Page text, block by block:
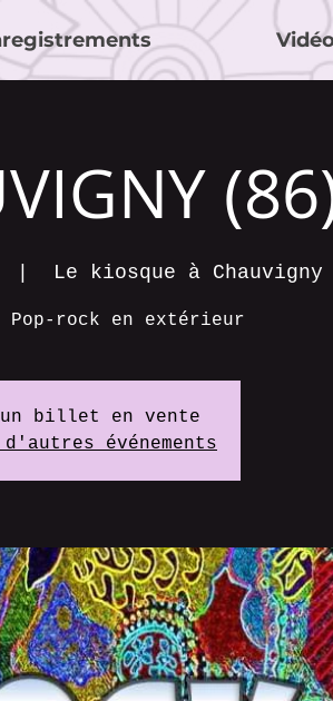
Le kiosque à Chauvigny
Pop-rock en extérieur
billet en vente
événements